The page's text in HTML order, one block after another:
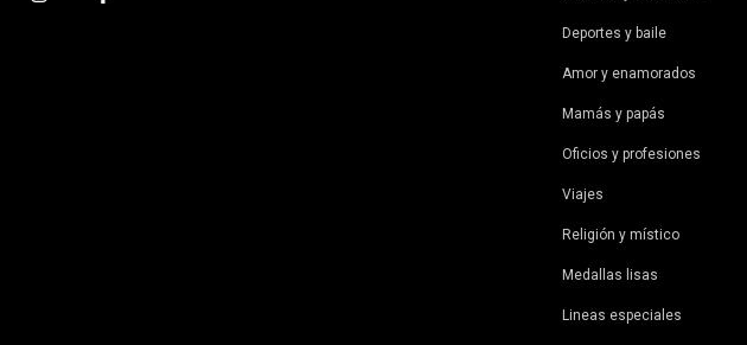
Deportes y baile
Amor y enamorados
Mamás y papás
Oficios y profesiones
Viajes
Religión y místico
Medallas lisas
Lineas especiales